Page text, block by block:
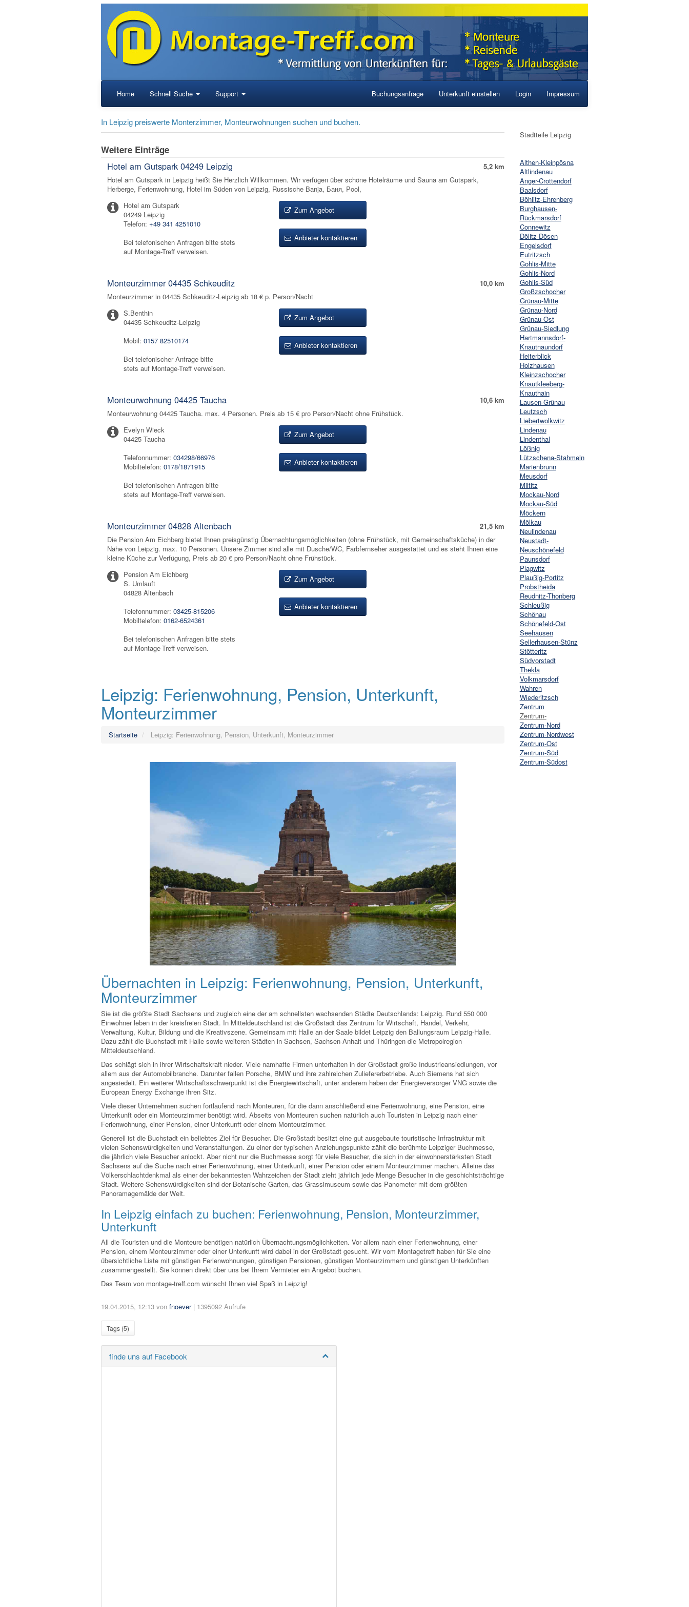
Home Schnell Suche Support Buchungsanfrage Unterkunft einstellen Login Impressum
In Leipzig preiswerte Monterzimmer, Monteurwohnungen suchen und buchen.
Weitere Einträge
5,2 km
Hotel am Gutspark 04249 Leipzig
Hotel am Gutspark in Leipzig heißt Sie Herzlich Willkommen. Wir verfügen über schöne Hotelräume und Sauna am Gutspark,
Herberge, Ferienwohnung, Hotel im Süden von Leipzig, Russische Banja, Баня, Pool,
Hotel am Gutspark
04249 Leipzig
Telefon: +49 341 4251010
Bei telefonischen Anfragen bitte stets
auf Montage-Treff verweisen.
Zum Angebot
Anbieter kontaktieren
10,0 km
Monteurzimmer 04435 Schkeuditz
Monteurzimmer in 04435 Schkeuditz-Leipzig ab 18 € p. Person/Nacht
S.Benthin
04435 Schkeuditz-Leipzig
Mobil: 0157 82510174
Bei telefonischer Anfrage bitte
stets auf Montage-Treff verweisen.
Zum Angebot
Anbieter kontaktieren
10,6 km
Monteurwohnung 04425 Taucha
Monteurwohnung 04425 Taucha. max. 4 Personen. Preis ab 15 € pro Person/Nacht ohne Frühstück.
Evelyn Wieck
04425 Taucha
Telefonnummer: 034298/66976
Mobiltelefon: 0178/1871915
Bei telefonischen Anfragen bitte
stets auf Montage-Treff verweisen.
Zum Angebot
Anbieter kontaktieren
21,5 km
Monteurzimmer 04828 Altenbach
Die Pension Am Eichberg bietet Ihnen preisgünstig Übernachtungsmöglichkeiten (ohne Frühstück, mit Gemeinschaftsküche) in der
Nähe von Leipzig. max. 10 Personen. Unsere Zimmer sind alle mit Dusche/WC, Farbfernseher ausgestattet und es steht Ihnen eine
kleine Küche zur Verfügung, Preis ab 20 € pro Person/Nacht ohne Frühstück.
Pension Am Eichberg
S. Umlauft
04828 Altenbach
Telefonnummer: 03425-815206
Mobiltelefon: 0162-6524361
Bei telefonischen Anfragen bitte stets
auf Montage-Treff verweisen.
Zum Angebot
Anbieter kontaktieren
Leipzig: Ferienwohnung, Pension, Unterkunft,
Monteurzimmer
Startseite Leipzig: Ferienwohnung, Pension, Unterkunft, Monteurzimmer
Übernachten in Leipzig: Ferienwohnung, Pension, Unterkunft,
Monteurzimmer
Sie ist die größte Stadt Sachsens und zugleich eine der am schnellsten wachsenden Städte Deutschlands: Leipzig. Rund 550 000
Einwohner leben in der kreisfreien Stadt. In Mitteldeutschland ist die Großstadt das Zentrum für Wirtschaft, Handel, Verkehr,
Verwaltung, Kultur, Bildung und die Kreativszene. Gemeinsam mit Halle an der Saale bildet Leipzig den Ballungsraum Leipzig-Halle.
Dazu zählt die Buchstadt mit Halle sowie weiteren Städten in Sachsen, Sachsen-Anhalt und Thüringen die Metropolregion
Mitteldeutschland.
Das schlägt sich in ihrer Wirtschaftskraft nieder. Viele namhafte Firmen unterhalten in der Großstadt große Industrieansiedlungen, vor
allem aus der Automobilbranche. Darunter fallen Porsche, BMW und ihre zahlreichen Zuliefererbetriebe. Auch Siemens hat sich
angesiedelt. Ein weiterer Wirtschaftsschwerpunkt ist die Energiewirtschaft, unter anderem haben der Energieversorger VNG sowie die
European Energy Exchange ihren Sitz.
Viele dieser Unternehmen suchen fortlaufend nach Monteuren, für die dann anschließend eine Ferienwohnung, eine Pension, eine
Unterkunft oder ein Monteurzimmer benötigt wird. Abseits von Monteuren suchen natürlich auch Touristen in Leipzig nach einer
Ferienwohnung, einer Pension, einer Unterkunft oder einem Monteurzimmer.
Generell ist die Buchstadt ein beliebtes Ziel für Besucher. Die Großstadt besitzt eine gut ausgebaute touristische Infrastruktur mit
vielen Sehenswürdigkeiten und Veranstaltungen. Zu einer der typischen Anziehungspunkte zählt die berühmte Leipziger Buchmesse,
die jährlich viele Besucher anlockt. Aber nicht nur die Buchmesse sorgt für viele Besucher, die sich in der einwohnerstärksten Stadt
Sachsens auf die Suche nach einer Ferienwohnung, einer Unterkunft, einer Pension oder einem Monteurzimmer machen. Alleine das
Völkerschlachtdenkmal als einer der bekanntesten Wahrzeichen der Stadt zieht jährlich jede Menge Besucher in die geschichtsträchtige
Stadt. Weitere Sehenswürdigkeiten sind der Botanische Garten, das Grassimuseum sowie das Panometer mit dem größten
Panoramagemälde der Welt.
In Leipzig einfach zu buchen: Ferienwohnung, Pension, Monteurzimmer,
Unterkunft
All die Touristen und die Monteure benötigen natürlich Übernachtungsmöglichkeiten. Vor allem nach einer Ferienwohnung, einer
Pension, einem Monteurzimmer oder einer Unterkunft wird dabei in der Großstadt gesucht. Wir vom Montagetreff haben für Sie eine
übersichtliche Liste mit günstigen Ferienwohnungen, günstigen Pensionen, günstigen Monteurzimmern und günstigen Unterkünften
zusammengestellt. Sie können direkt über uns bei Ihrem Vermieter ein Angebot buchen.
Das Team von montage-treff.com wünscht Ihnen viel Spaß in Leipzig!
19.04.2015, 12:13 von fnoever| 1395092 Aufrufe
Tags (5)
Stadtteile Leipzig
Althen-Kleinpösna
Altlindenau
Anger-Crottendorf
Baalsdorf
Böhlitz-Ehrenberg
Burghausen-
Rückmarsdorf
Connewitz
Dölitz-Dösen
Engelsdorf
Eutritzsch
Gohlis-Mitte
Gohlis-Nord
Gohlis-Süd
Großzschocher
Grünau-Mitte
Grünau-Nord
Grünau-Ost
Grünau-Siedlung
Hartmannsdorf-
Knautnaundorf
Heiterblick
Holzhausen
Kleinzschocher
Knautkleeberg-
Knauthain
Lausen-Grünau
Leutzsch
Liebertwolkwitz
Lindenau
Lindenthal
Lößnig
Lützschena-Stahmeln
Marienbrunn
Meusdorf
Miltitz
Mockau-Nord
Mockau-Süd
Möckern
Mölkau
Neulindenau
Neustadt-
Neuschönefeld
Paunsdorf
Plagwitz
Plaußig-Portitz
Probstheida
Reudnitz-Thonberg
Schleußig
Schönau
Schönefeld-Ost
Seehausen
Sellerhausen-Stünz
Stötteritz
Südvorstadt
Thekla
Volkmarsdorf
Wahren
Wiederitzsch
Zentrum
Zentrum-
Zentrum-Nord
Zentrum-Nordwest
Zentrum-Ost
Zentrum-Süd
Zentrum-Südost
finde uns auf Facebook